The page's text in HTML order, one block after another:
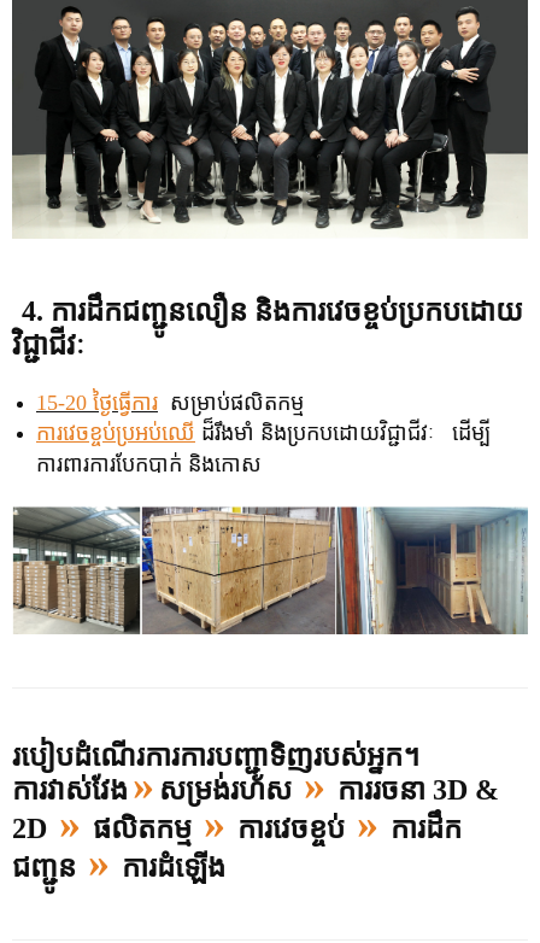
4. ការដឹកជញ្ជូនលឿន និងការវេចខ្ចប់ប្រកបដោយ
វិជ្ជាជីវៈ
15-20 ថ្ងៃធ្វើការ សម្រាប់ផលិតកម្ម
ការវេចខ្ចប់ប្រអប់ឈើ ដ៏រឹងមាំ និងប្រកបដោយវិជ្ជាជីវៈ ដើម្បី
ការពារការបែកបាក់ និងកោស
របៀបដំណើរការការបញ្ជាទិញរបស់អ្នក។
ការវាស់វែង » សម្រង់រហ័ស » ការរចនា 3D &
2D » ផលិតកម្ម » ការវេចខ្ចប់ » ការដឹក
ជញ្ជូន » ការដំឡើង